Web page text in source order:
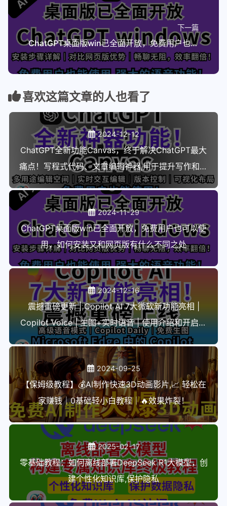
下一篇
ChatGPT桌面版win已全面开放，免费用户也可以使用，如何安装又和网页版有什么不同之处
喜欢这篇文章的人也看了
2024-12-12
ChatGPT全新功能Canvas，终于解决ChatGPT最大
痛点！写程式代码、文章编辑神器,用于提升写作和程
序开发效率
2024-11-29
ChatGPT桌面版win已全面开放，免费用户也可以使
用，如何安装又和网页版有什么不同之处
2024-12-16
震撼重磅更新 | Copilot AI 7大微软新功能亮相 |
Copilot Voice | 生图+实时语音 | 使用介绍和开启方
式
2024-09-25
【保姆级教程】💰AI制作快速3D动画影片,📈 轻松在
家赚钱｜0基础轻小白教程｜🔥效果炸裂！
2025-02-17
零基础教程：如何离线部署DeepSeek R1大模型，创
建个性化知识库,保护隐私